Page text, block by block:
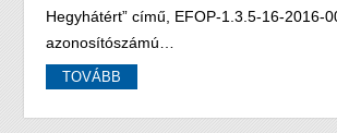
Hegyhátért” című, EFOP-1.3.5-16-2016-
azonosítószámú…
TOVÁBB